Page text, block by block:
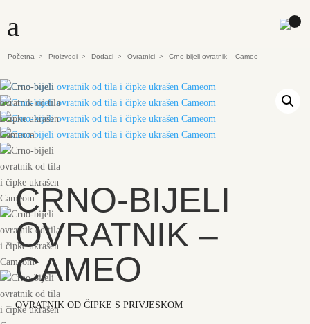
a
Početna > Proizvodi > Dodaci > Ovratnici > Crno-bijeli ovratnik – Cameo
CRNO-BIJELI
OVRATNIK –
CAMEO
OVRATNIK OD ČIPKE S PRIVJESKOM